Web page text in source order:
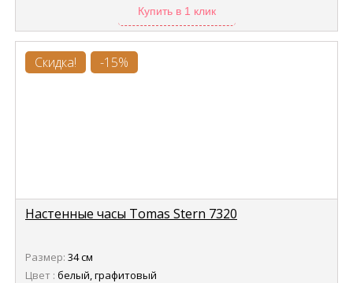
Купить в 1 клик
Скидка! -15%
Настенные часы Tomas Stern 7320
Размер: 34 см
Цвет : белый, графитовый